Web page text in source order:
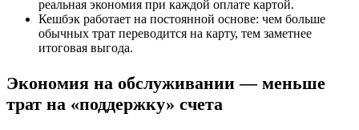
реальная экономия при каждой оплате картой.
Кешбэк работает на постоянной основе: чем больше
обычных трат переводится на карту, тем заметнее
итоговая выгода.
Экономия на обслуживании — меньше
трат на «поддержку» счета